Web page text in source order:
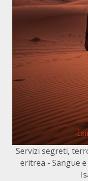
Servizi segreti,
eritrea - Sangue